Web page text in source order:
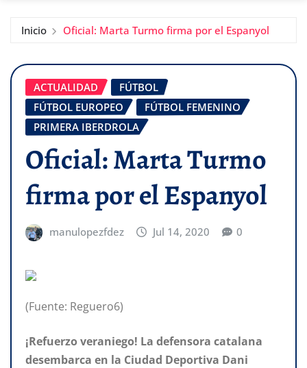
Inicio Oficial: Marta Turmo firma por el Espanyol
ACTUALIDAD
FÚTBOL
FÚTBOL EUROPEO
FÚTBOL FEMENINO
PRIMERA IBERDROLA
Oficial: Marta Turmo
firma por el Espanyol
manulopezfdez Jul 14, 2020 0
(Fuente: Reguero6)
¡Refuerzo veraniego! La defensora catalana
desembarca en la Ciudad Deportiva Dani